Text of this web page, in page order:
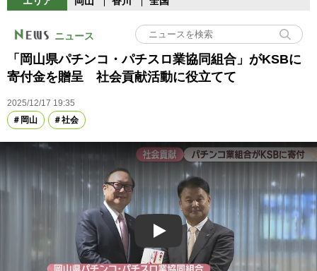
ニュース
「岡山県パチンコ・パチスロ業協同組合」がKSBに
寄付金を贈呈 社会貢献活動に役立てて
2025/12/17 19:35
岡山
社会
Play